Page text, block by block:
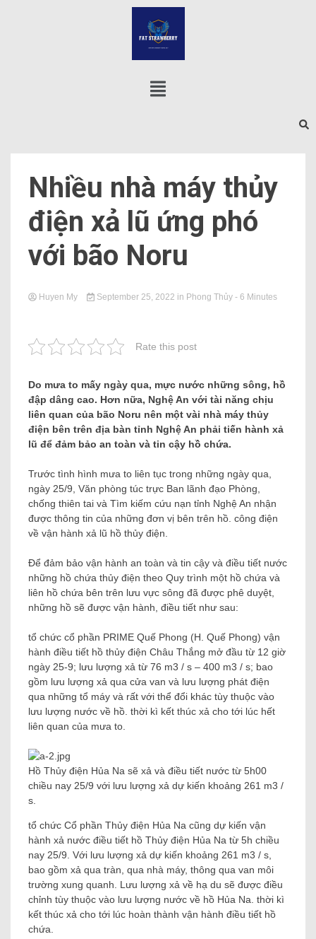
Nhiều nhà máy thủy
điện xả lũ ứng phó
với bão Noru
Huyen My September 25, 2022 in Phong Thủy - 6 Minutes
Rate this post
Do mưa to mấy ngày qua, mực nước những sông, hồ
đập dâng cao. Hơn nữa, Nghệ An với tài năng chịu
liên quan của bão Noru nên một vài nhà máy thủy
điện bên trên địa bàn tỉnh Nghệ An phải tiến hành xả
lũ để đảm bảo an toàn và tin cậy hồ chứa.
Trước tình hình mưa to liên tục trong những ngày qua,
ngày 25/9, Văn phòng túc trực Ban lãnh đạo Phòng,
chống thiên tai và Tìm kiếm cứu nạn tỉnh Nghệ An nhận
được thông tin của những đơn vị bên trên hồ. công điện
về vận hành xả lũ hồ thủy điện.
Để đảm bảo vận hành an toàn và tin cậy và điều tiết nước
những hồ chứa thủy điện theo Quy trình một hồ chứa và
liên hồ chứa bên trên lưu vực sông đã được phê duyệt,
những hồ sẽ được vận hành, điều tiết như sau:
tổ chức cổ phần PRIME Quế Phong (H. Quế Phong) vận
hành điều tiết hồ thủy điện Châu Thắng mở đầu từ 12 giờ
ngày 25-9; lưu lượng xả từ 76 m3 / s – 400 m3 / s; bao
gồm lưu lượng xả qua cửa van và lưu lượng phát điện
qua những tổ máy và rất với thể đổi khác tùy thuộc vào
lưu lượng nước về hồ. thời kì kết thúc xả cho tới lúc hết
liên quan của mưa to.
Hồ Thủy điện Hủa Na sẽ xả và điều tiết nước từ 5h00
chiều nay 25/9 với lưu lượng xả dự kiến ​​khoảng 261 m3 /
s.
tổ chức Cổ phần Thủy điện Hủa Na cũng dự kiến ​​vận
hành xả nước điều tiết hồ Thủy điện Hủa Na từ 5h chiều
nay 25/9. Với lưu lượng xả dự kiến ​​khoảng 261 m3 / s,
bao gồm xả qua tràn, qua nhà máy, thông qua van môi
trường xung quanh. Lưu lượng xả về hạ du sẽ được điều
chỉnh tùy thuộc vào lưu lượng nước về hồ Hủa Na. thời kì
kết thúc xả cho tới lúc hoàn thành vận hành điều tiết hồ
chứa.